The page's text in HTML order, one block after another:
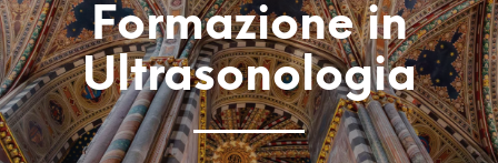
Formazione in
Ultrasonologia